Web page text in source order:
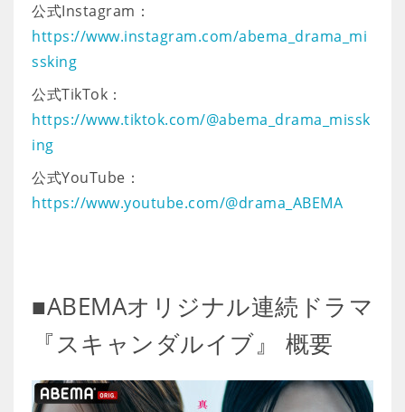
公式Instagram：
https://www.instagram.com/abema_drama_mi
ssking
公式TikTok：
https://www.tiktok.com/@abema_drama_missk
ing
公式YouTube：
https://www.youtube.com/@drama_ABEMA
■ABEMAオリジナル連続ドラマ
『スキャンダルイブ』 概要